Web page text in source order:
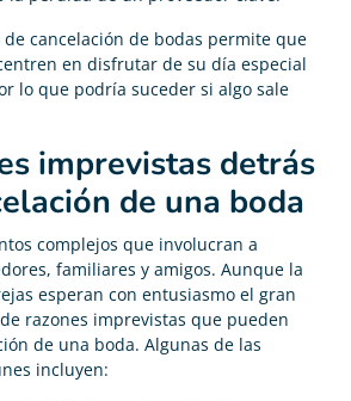
de cancelación de bodas permite que
en disfrutar de su día especial
lo que podría suceder si algo sale
imprevistas detrás
de una boda
complejos que involucran a
familiares y amigos. Aunque la
esperan con entusiasmo el gran
razones imprevistas que pueden
de una boda. Algunas de las
incluyen: